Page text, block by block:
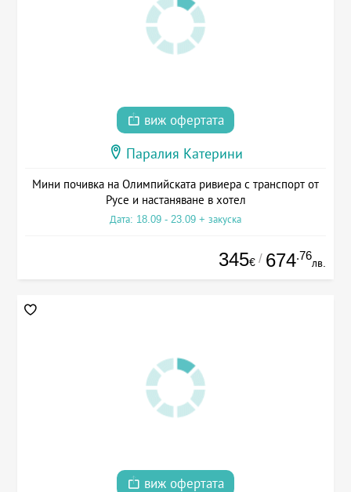
виж офертата
Паралия Катерини
Мини почивка на Олимпийската ривиера с транспорт от
Русе и настаняване в хотел
Дата: 18.09 - 23.09 + закуска
345€ / 674.76
лв.
виж офертата